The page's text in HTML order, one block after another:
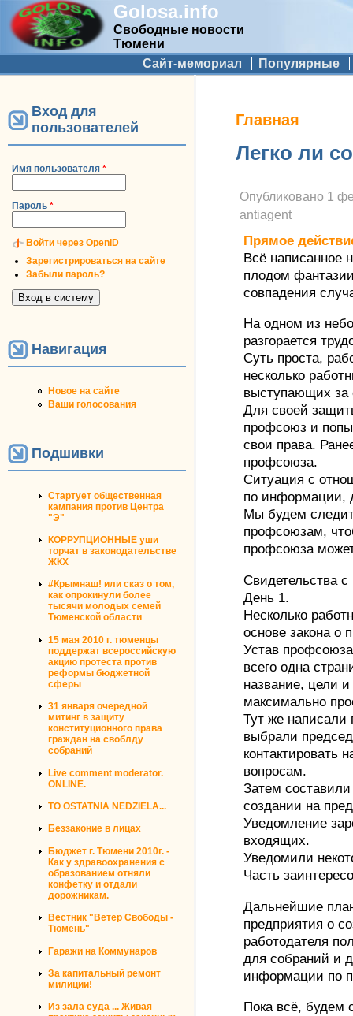
Golosa.info
Свободные новости
Тюмени
Дополнительное меню
Сайт-мемориал Популярные
Вход для
пользователей
Имя пользователя *
Пароль *
Войти через OpenID
Зарегистрироваться на сайте
Забыли пароль?
Навигация
Новое на сайте
Ваши голосования
Подшивки
Стартует общественная
кампания против Центра
"Э"
КОРРУПЦИОННЫЕ уши
торчат в законодательстве
ЖКХ
#Крымнаш! или сказ о том,
как опрокинули более
тысячи молодых семей
Тюменской области
15 мая 2010 г. тюменцы
поддержат всероссийскую
акцию протеста против
реформы бюджетной
сферы
31 января очередной
митинг в защиту
конституционного права
граждан на своблду
собраний
Live comment moderator.
ONLINE.
TO OSTATNIA NEDZIELA...
Беззаконие в лицах
Бюджет г. Тюмени 2010г. -
Как у здравоохранения с
образованием отняли
конфетку и отдали
дорожникам.
Вестник "Ветер Свободы -
Тюмень"
Гаражи на Коммунаров
За капитальный ремонт
милиции!
Из зала суда ... Живая
Вы здесь
Главная
Легко ли
Опубликовано 1
antiagent
Прямое
Всё написанное
плодом
совпадения
На одном из
разгорается
Суть проста,
несколько
выступающих за
Для своей
профсоюз и
свои права.
профсоюза.
Ситуация с
по информации,
Мы будем
профсоюзам,
профсоюза
Свидетельства
День 1.
Несколько
основе закона о
Устав
всего одна
название, цели
максимально
Тут же написали
выбрали
контактировать
вопросам.
Затем
создании на
Уведомление
входящих.
Уведомили
Часть
Дальнейшие
предприятия о
работодателя
для собраний и
информации по
Пока всё, будем